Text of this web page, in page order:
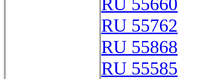
RU 55762
RU 55868
RU 55585